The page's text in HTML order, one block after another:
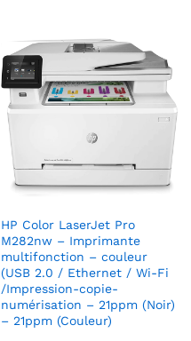
HP Color LaserJet Pro
M282nw – Imprimante
multifonction – couleur
(USB 2.0 / Ethernet / Wi-Fi
/Impression-copie-
numérisation – 21ppm (Noir)
– 21ppm (Couleur)